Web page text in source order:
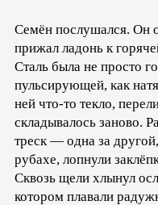
Семён послушался. Он
прижал ладонь к
Сталь была не просто
пульсирующей, как
ней что-то текло,
складывалось заново.
треск — одна за
рубахе, лопнули
Сквозь щели хлынул
котором плавали